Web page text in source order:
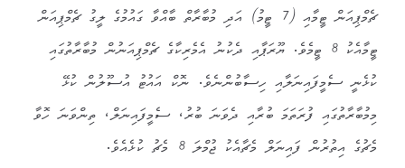
ޗެމްޕިއަން ޓީމާއި (7 ޓީމު) އަދި މުބާރާތް ބާއްވާ ގައުމުގެ ލީގު ޗެމްޕިއަން
ޓީމާއެކު 8 ޓީމެވެ. ޔޫރަޕާއި ދެކުނު އެމެރިކާގެ ޗެމްޕިއަނުން މުބާރާތުގައި
ކުޅެނީ ސެމީފައިނަލާއި ހިސާބުންނެވެ. ނޮކް އައުޓު އުސޫލުން ކުޅޭ
މިމުބާރާތުގައި ފުރަތަމަ ބުރާއި ދެވަނަ ބުރު، ސެމީފައިނަލް، ތިންވަނަ ހޮވާ
މެޗުގެ އިތުރުން ފައިނަލް މެޗާއެކު ޖުމްލަ 8 މެޗު ކުޅެއެވެ.